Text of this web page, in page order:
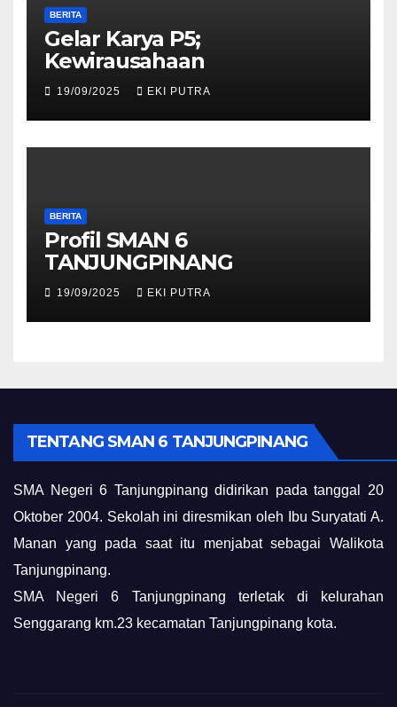
BERITA
Gelar Karya P5;
Kewirausahaan
19/09/2025 EKI PUTRA
BERITA
Profil SMAN 6
TANJUNGPINANG
19/09/2025 EKI PUTRA
TENTANG SMAN 6 TANJUNGPINANG
SMA Negeri 6 Tanjungpinang didirikan pada tanggal 20
Oktober 2004. Sekolah ini diresmikan oleh Ibu Suryatati A.
Manan yang pada saat itu menjabat sebagai Walikota
Tanjungpinang.
SMA Negeri 6 Tanjungpinang terletak di kelurahan
Senggarang km.23 kecamatan Tanjungpinang kota.